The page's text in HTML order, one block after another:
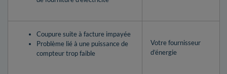
Coupure suite à facture impayée
Problème lié à une puissance de
compteur trop faible
Votre fournisseur
d’énergie